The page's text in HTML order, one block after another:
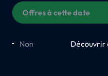
Offres à cette date
Non Découvrir